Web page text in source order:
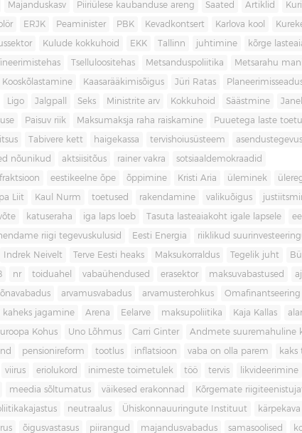
Majanduskasv Piiriülese kaubanduse areng Saated Artiklid
ERJK Peaminister PBK Kevadkontsert Karlova kool
Kulude kokkuhoid EKK Tallinn juhtimine kõrge
Tselluloositehas Metsanduspoliitika Metsarahu
Kooskõlastamine Kaasarääkimisõigus Jüri Ratas
Ligo Jalgpall Seks Ministrite arv Kokkuhoid Säästmine
Paisuv riik Maksumaksja raha raiskamine Puuetega laste
Tabivere kett haigekassa tervishoiusüsteem asendustegevus
nõunikud aktsiisitõus rainer vakra sotsiaaldemokraadid
eestikeelne õpe õppimine Kristi Aria üleminek
Liit Kaul Nurm toetused rakendamine valikuõigus
katuseraha iga laps loeb Tasuta lasteaiakoht igale lapsele
riigi tegevuskulusid Eesti Energia riiklikud
Indrek Neivelt Terve Eesti heaks Maksukorraldus Tegelik juht
nr toiduahel vabaühendused erasektor maksuvabastused
arvamusvabadus arvamusterohkus Omafinantseering
jagamine Arena Eelarve maksupoliitika Kaja Kallas
Kohus Uno Lõhmus Carri Ginter Andmete suuremahuline
pensionireform tootlus inflatsioon vaba on olla parem kaks
viirus eriolukord inimeste toimetulek töö tervis likvideerimine
meedia sõltumatus väikesed erakonnad Kõrgemate
neutraalus Ühiskonnauuringute Instituut kärpekava
õigusvastasus piirangud majandusvabadus samasoolised